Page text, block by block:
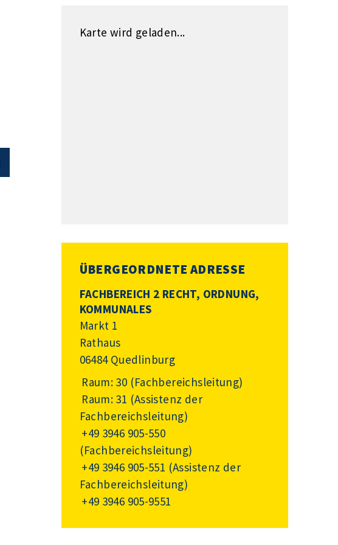
Karte wird geladen...
ÜBERGEORDNETE ADRESSE
FACHBEREICH 2 RECHT, ORDNUNG,
KOMMUNALES
Markt 1
Rathaus
06484 Quedlinburg
Raum: 30 (Fachbereichsleitung)
Raum: 31 (Assistenz der
Fachbereichsleitung)
+49 3946 905-550
(Fachbereichsleitung)
+49 3946 905-551 (Assistenz der
Fachbereichsleitung)
+49 3946 905-9551